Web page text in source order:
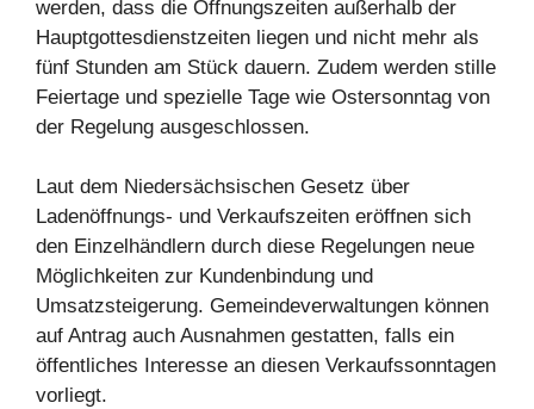
werden, dass die Öffnungszeiten außerhalb der
Hauptgottesdienstzeiten liegen und nicht mehr als
fünf Stunden am Stück dauern. Zudem werden stille
Feiertage und spezielle Tage wie Ostersonntag von
der Regelung ausgeschlossen.
Laut dem Niedersächsischen Gesetz über
Ladenöffnungs- und Verkaufszeiten eröffnen sich
den Einzelhändlern durch diese Regelungen neue
Möglichkeiten zur Kundenbindung und
Umsatzsteigerung. Gemeindeverwaltungen können
auf Antrag auch Ausnahmen gestatten, falls ein
öffentliches Interesse an diesen Verkaufssonntagen
vorliegt.